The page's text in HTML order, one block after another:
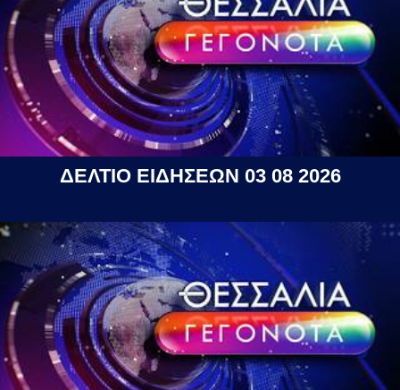
ΔΕΛΤΙΟ ΕΙΔΗΣΕΩΝ 03 08 2026